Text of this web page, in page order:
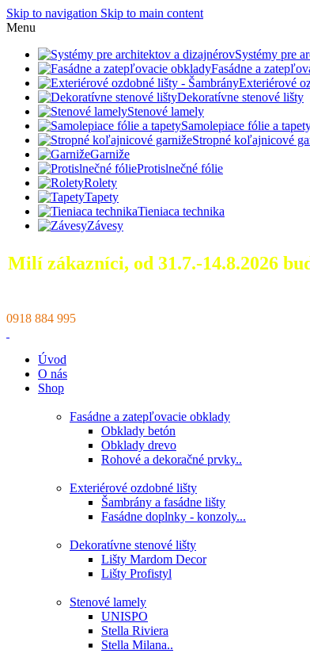
Skip to navigation Skip to main content
Menu
Systémy pre
Fasádne a
Exteriérové
Dekoratívne stenové lišty
Stenové lamely
Samolepiace fólie a
Stropné koľajnicové
Garniže
Protislnečné fólie
Rolety
Tapety
Tieniaca technika
Závesy
Milí zákazníci, od 31.7.-14.8.2026
0918 884 995
Úvod
O nás
Shop
Fasádne a zatepľovacie obklady
Obklady betón
Obklady drevo
Rohové a dekoračné prvky..
Exteriérové ozdobné lišty
Šambrány a fasádne lišty
Fasádne doplnky - konzoly...
Dekoratívne stenové lišty
Lišty Mardom Decor
Lišty Profistyl
Stenové lamely
UNISPO
Stella Riviera
Stella Milana..